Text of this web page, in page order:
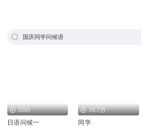
国庆同学问候语
3305
日语问候一
39.7万
同学